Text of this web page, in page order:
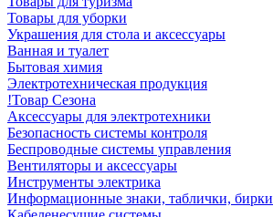
Товары для уборки
Украшения для стола и аксессуары
Ванная и туалет
Бытовая химия
Электротехническая продукция
!Товар Сезона
Аксессуары для электротехники
Безопасность системы контроля
Беспроводные системы управления
Вентиляторы и аксессуары
Инструменты электрика
Информационные знаки, таблички, бирки